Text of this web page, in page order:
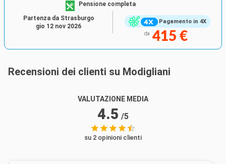
Pagamento in 4X
Pensione completa
da 415 €
Partenza da Strasburgo
gio 12 nov 2026
Recensioni dei clienti su Modigliani
VALUTAZIONE MEDIA
4.5 /5
su 2 opinioni clienti